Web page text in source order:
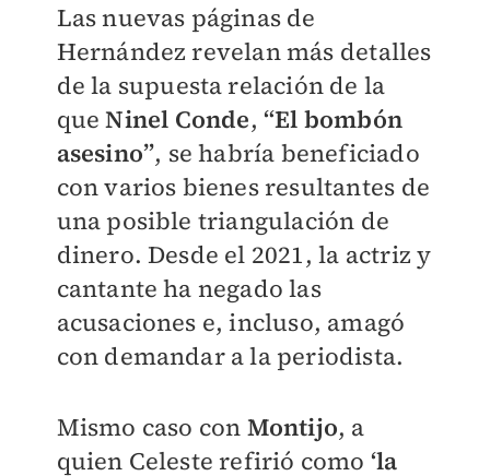
Las nuevas páginas de
Hernández revelan más detalles
de la supuesta relación de la
queNinel Conde, “El bombón
asesino”, se habría beneficiado
con varios bienes resultantes de
una posible triangulación de
dinero. Desde el 2021, la actriz y
cantante ha negado las
acusaciones e, incluso, amagó
con demandar a la periodista.
Mismo caso con Montijo, a
quien Celeste refirió como ‘la